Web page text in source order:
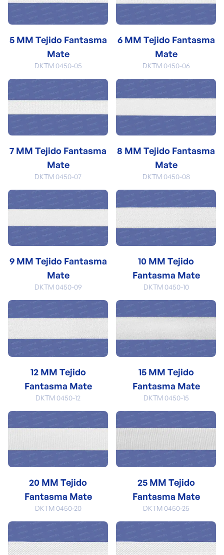
5 MM Tejido Fantasma
Mate
DKTM 0450-05
6 MM Tejido Fantasma
Mate
DKTM 0450-06
7 MM Tejido Fantasma
Mate
DKTM 0450-07
8 MM Tejido Fantasma
Mate
DKTM 0450-08
9 MM Tejido Fantasma
Mate
DKTM 0450-09
10 MM Tejido
Fantasma Mate
DKTM 0450-10
12 MM Tejido
Fantasma Mate
DKTM 0450-12
15 MM Tejido
Fantasma Mate
DKTM 0450-15
20 MM Tejido
Fantasma Mate
DKTM 0450-20
25 MM Tejido
Fantasma Mate
DKTM 0450-25